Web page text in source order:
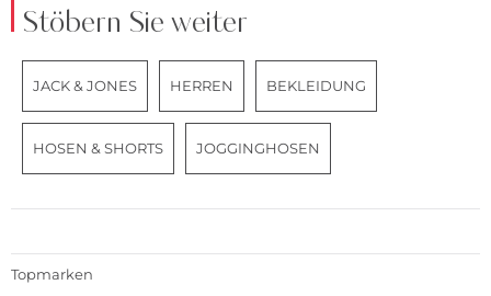
Stöbern Sie weiter
JACK & JONES HERREN BEKLEIDUNG
HOSEN & SHORTS JOGGINGHOSEN
Topmarken